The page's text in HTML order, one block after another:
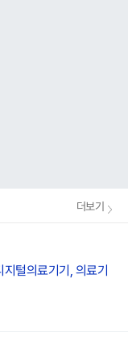
더보기
털의료기기, 의료기